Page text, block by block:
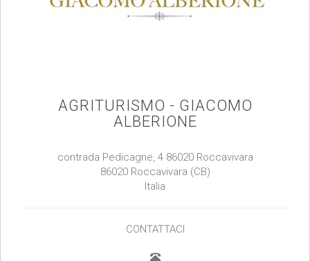
AGRITURISMO - GIACOMO
ALBERIONE
contrada Pedicagne, 4 86020 Roccavivara
86020 Roccavivara (CB)
Italia
CONTATTACI